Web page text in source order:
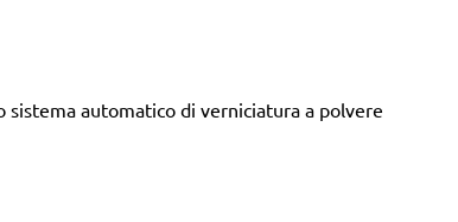
sistema automatico di verniciatura a polvere